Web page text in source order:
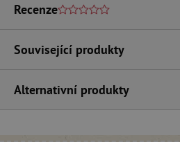
Recenze
Související produkty
Alternativní produkty
základní funkce webových
stránky nelze bez nezbytně